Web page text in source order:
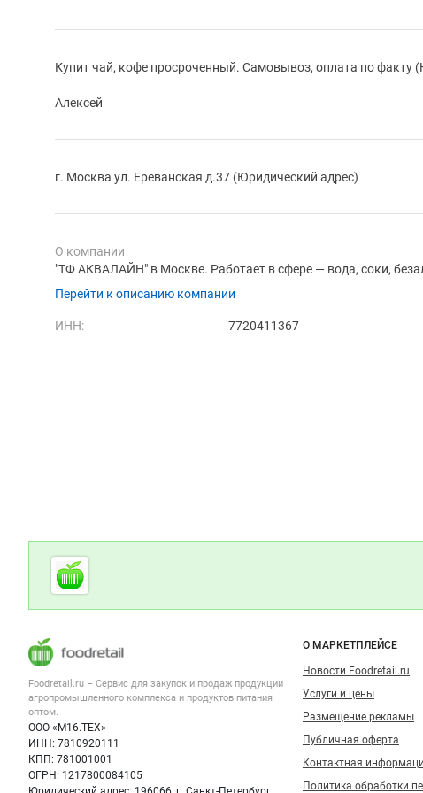
Купит чай, кофе просроченный. Самовывоз, оплата по факту
Алексей
г. Москва ул. Ереванская д.37 (Юридический адрес)
О компании
"ТФ АКВАЛАЙН" в Москве. Работает в сфере — вода, соки,
Перейти к описанию компании
ИНН: 7720411367
Дополнительная информация
Cсылки на полезные проекты
Foodretail.ru
— продукты
Важные разделы и контакты
Foodretail.ru – Сервис для закупок и продаж продукции
агропромышленного комплекса и продуктов питания
оптом.
ООО «М16.ТЕХ»
ИНН: 7810920111
КПП: 781001001
ОГРН: 1217800084105
Навигация по
О МАРКЕТПЛЕЙСЕ
Новости Foodretail.ru
Услуги и цены
Размещение рекламы
Публичная оферта
Контактная
Политика обработки